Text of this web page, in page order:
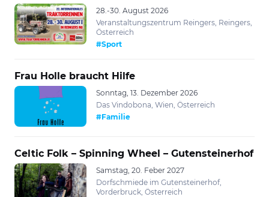
28.-30. August 2026
Veranstaltungszentrum Reingers, Reingers,
Österreich
#Sport
Frau Holle braucht Hilfe
Sonntag, 13. Dezember 2026
Das Vindobona, Wien, Österreich
#Familie
Celtic Folk – Spinning Wheel – Gutensteinerhof
Samstag, 20. Feber 2027
Dorfschmiede im Gutensteinerhof,
Vorderbruck, Österreich